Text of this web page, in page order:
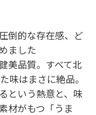
倒的な存在感、ど
ました
美品質。すべて北
味はまさに絶品。
という熱意と、味
材がもつ「うま